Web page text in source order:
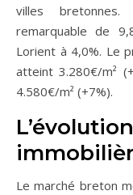
villes
remarquable de
Lorient à 4,0%. Le
atteint 3.280€/m²
4.580€/m² (+7%).
Le marché breton